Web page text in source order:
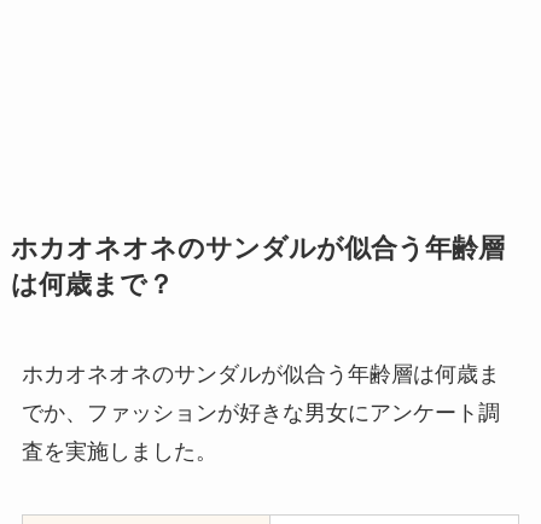
ホカオネオネのサンダルが似合う年齢層
は何歳まで？
ホカオネオネのサンダルが似合う年齢層は何歳ま
でか、ファッションが好きな男女にアンケート調
査を実施しました。